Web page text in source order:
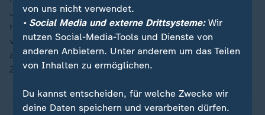
Jahren mit einem zerstörerischen Angriffskrieg. Die
Halbinsel Krim hatte Moskau bereits 2014
völkerrechtswidrig annektiert. Die Ukraine greift unter
anderem mit Drohnen auch immer wieder russische
Ziele auf der Krim an.
von uns nicht verwendet.
• Social Media und externe Drittsysteme:Wir
nutzen Social-Media-Tools und Dienste von
anderen Anbietern. Unter anderem um das Teilen
von Inhalten zu ermöglichen.
Du kannst entscheiden, für welche Zwecke wir
deine Daten speichern und verarbeiten dürfen.